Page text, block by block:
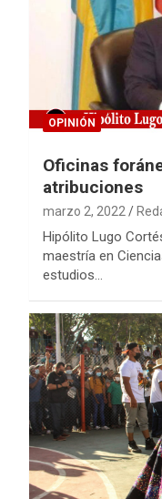
OPINIÓN
Oficinas
atribuciones
marzo 2, 2022
Hipólito Lugo
maestría en
estudios…